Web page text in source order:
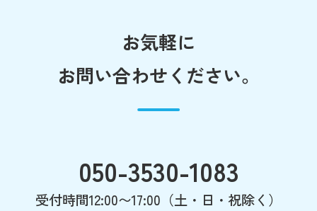
お気軽に
お問い合わせください。
050-3530-1083
受付時間12:00〜17:00（土・日・祝除く）